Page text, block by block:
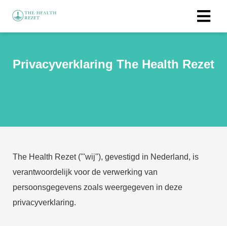
Privacyverklaring The Health Rezet
The Health Rezet ('''wij''), gevestigd in Nederland, is
verantwoordelijk voor de verwerking van
persoonsgegevens zoals weergegeven in deze
privacyverklaring.
policy
om
te